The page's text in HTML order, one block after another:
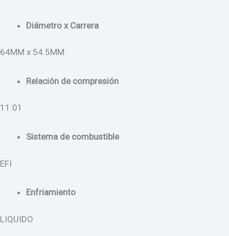
Diámetro x Carrera
64MM x 54.5MM
Relación de compresión
11:01
Sistema de combustible
EFI
Enfriamiento
LIQUIDO